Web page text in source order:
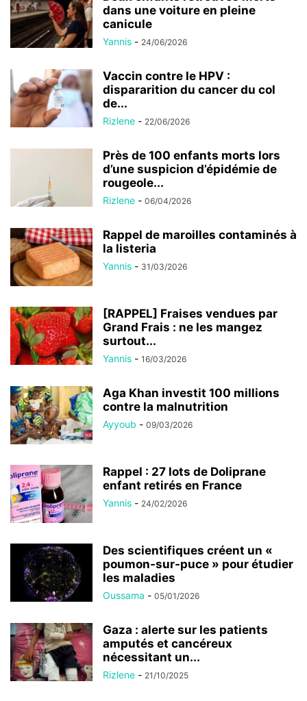
dans une voiture en pleine
canicule
Yannis - 24/06/2026
Vaccin contre le HPV :
dispararition du cancer du col
de...
Rizlene - 22/06/2026
Près de 100 enfants morts lors
d’une suspicion d’épidémie de
rougeole...
Rizlene - 06/04/2026
Rappel de maroilles contaminés à
la listeria
Yannis - 31/03/2026
[RAPPEL] Fraises vendues par
Grand Frais : ne les mangez
surtout...
Yannis - 16/03/2026
Aga Khan investit 100 millions
contre la malnutrition
Ayyoub - 09/03/2026
Rappel : 27 lots de Doliprane
enfant retirés en France
Yannis - 24/02/2026
Des scientifiques créent un «
poumon-sur-puce » pour étudier
les maladies
Oussama - 05/01/2026
Gaza : alerte sur les patients
amputés et cancéreux
nécessitant un...
Rizlene - 21/10/2025